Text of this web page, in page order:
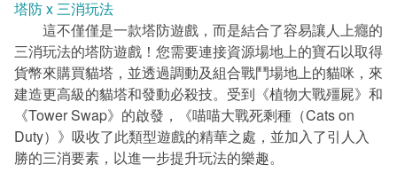
塔防 x 三消玩法
這不僅僅是一款塔防遊戲，而是結合了容易讓人上癮的
三消玩法的塔防遊戲！您需要連接資源場地上的寶石以取得
貨幣來購買貓塔，並透過調動及組合戰鬥場地上的貓咪，來
建造更高級的貓塔和發動必殺技。受到《植物大戰殭屍》和
《Tower Swap》的啟發，《喵喵大戰死剩種（Cats on
Duty）》吸收了此類型遊戲的精華之處，並加入了引人入
勝的三消要素，以進一步提升玩法的樂趣。